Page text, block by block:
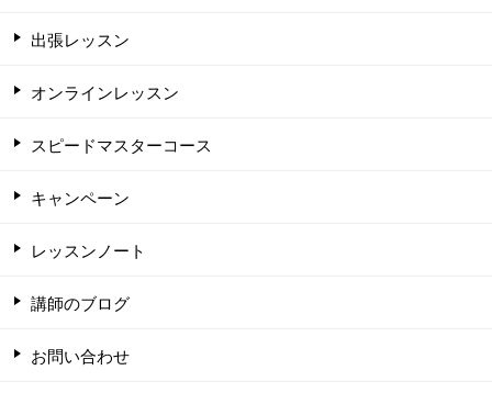
出張レッスン
オンラインレッスン
スピードマスターコース
キャンペーン
レッスンノート
講師のブログ
お問い合わせ